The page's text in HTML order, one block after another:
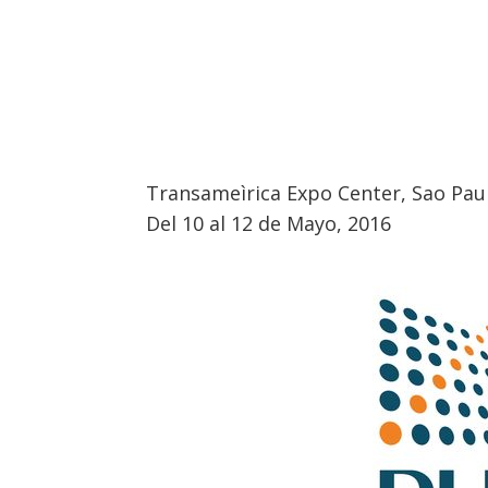
Transameìrica Expo Center, Sao
Del 10 al 12 de Mayo, 2016